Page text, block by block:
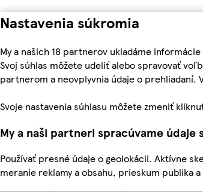
Nastavenia súkromia
My a našich 18 partnerov ukladáme
Svoj súhlas môžete udeliť alebo spravovať
partnerom a neovplyvnia údaje o prehliadaní.
Svoje nastavenia súhlasu môžete zmeniť
My a naši partneri spracúvame údaje
Používať presné údaje o geolokácii. Aktívne
meranie reklamy a obsahu, prieskum publika a